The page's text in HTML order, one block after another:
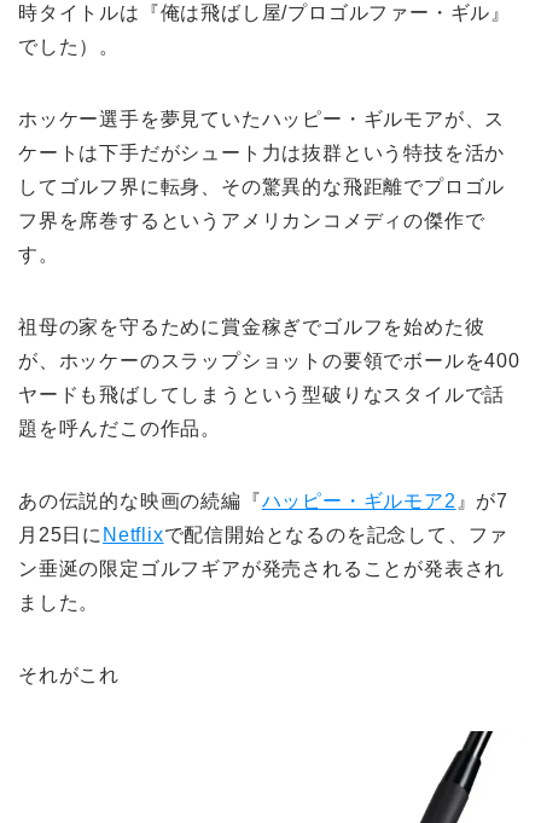
時タイトルは『俺は飛ばし屋/プロゴルファー・ギル』
でした）。
ホッケー選手を夢見ていたハッピー・ギルモアが、ス
ケートは下手だがシュート力は抜群という特技を活か
してゴルフ界に転身、その驚異的な飛距離でプロゴル
フ界を席巻するというアメリカンコメディの傑作で
す。
祖母の家を守るために賞金稼ぎでゴルフを始めた彼
が、ホッケーのスラップショットの要領でボールを400
ヤードも飛ばしてしまうという型破りなスタイルで話
題を呼んだこの作品。
あの伝説的な映画の続編『ハッピー・ギルモア2 』が7
月25日に Netflixで配信開始となるのを記念して、ファ
ン垂涎の限定ゴルフギアが発売されることが発表され
ました。
それがこれ